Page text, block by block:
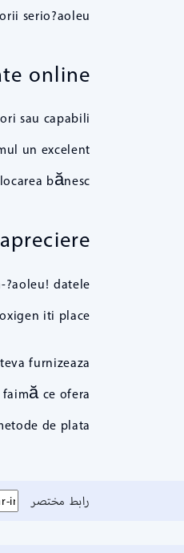
serio?aoleu!.
online
sau capabili
un excelent
bănesc.
?aoleu! datele
iti place.
furnizeaza
ce ofera
de plata.
رابط مختصر